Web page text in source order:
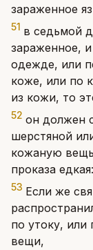
зараженное
51 в седьмой
зараженное,
одежде, или
коже, или по
из кожи, то
52 он должен
шерстяной
кожаную
проказа
53 Если же
по утоку,
вещи,